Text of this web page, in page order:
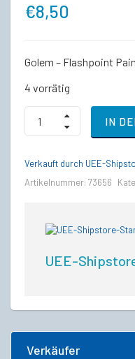
€8,50
Golem – Flashpoint
4 vorrätig
Golem
Flashpoint
quantity
IN
Verkauft durch UEE-
Artikelnummer: 73656
UEE-
Verkäufer